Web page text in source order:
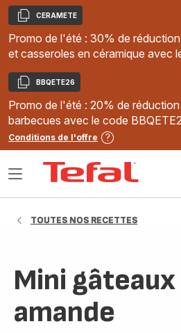
Copier
CERAMETE
Promo de l'été : 30% de
et casseroles en céramique avec
Copier
BBQETE26
Promo de l'été : 20% de
barbecues avec le code
Conditions de l'offre
Ouvrir
TOUTES NOS RECETTES
Mini
amande